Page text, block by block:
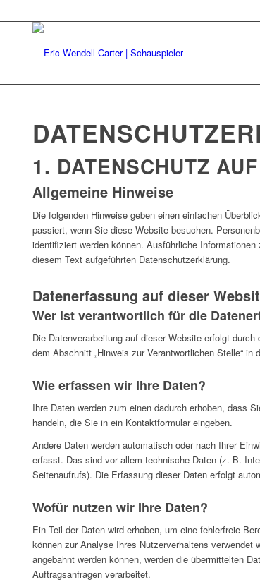
1. DATENSCHUTZ
Allgemeine Hinweise
Die folgenden Hinweise geben einen einfachen
passiert, wenn Sie diese Website besuchen.
identifiziert werden können. Ausführliche
diesem Text aufgeführten Datenschutzerklärung.
Datenerfassung auf dieser
Wer ist verantwortlich für die
Die Datenverarbeitung auf dieser Website erfolgt
dem Abschnitt „Hinweis zur Verantwortlichen Stelle“
Wie erfassen wir Ihre Daten?
Ihre Daten werden zum einen dadurch erhoben, dass
handeln, die Sie in ein Kontaktformular eingeben.
Andere Daten werden automatisch oder nach Ihrer
erfasst. Das sind vor allem technische Daten (z. B.
Seitenaufrufs). Die Erfassung dieser Daten erfolgt
Wofür nutzen wir Ihre Daten?
Ein Teil der Daten wird erhoben, um eine fehlerfreie
können zur Analyse Ihres Nutzerverhaltens verwendet
angebahnt werden können, werden die übermittelten
Auftragsanfragen verarbeitet.